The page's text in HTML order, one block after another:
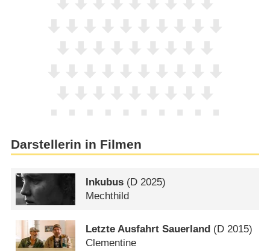
Darstellerin in Filmen
Inkubus (D 2025)
Mechthild
Letzte Ausfahrt Sauerland (D 2015)
Clementine